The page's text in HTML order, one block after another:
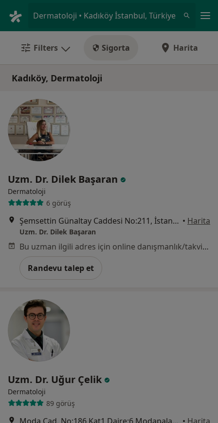
Dermatoloji • Kadıköy İstanbul, Türkiye
Filters Sigorta Harita
Kadıköy, Dermatoloji
Uzm. Dr. Dilek Başaran
Dermatoloji
6 görüş
Şemsettin Günaltay Caddesi No:211, İstanbul • Harita
Uzm. Dr. Dilek Başaran
Bu uzman ilgili adres için online danışmanlık/takvim sunmuyor.
Randevu talep et
Uzm. Dr. Uğur Çelik
Dermatoloji
89 görüş